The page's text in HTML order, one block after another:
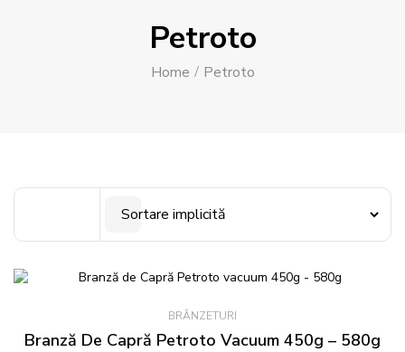
Petroto
Home Petroto
BRÂNZETURI
Branză De Capră Petroto Vacuum 450g – 580g